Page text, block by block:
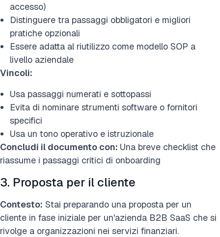
accesso)
Distinguere tra passaggi obbligatori e migliori
pratiche opzionali
Essere adatta al riutilizzo come modello SOP a
livello aziendale
Vincoli:
Usa passaggi numerati e sottopassi
Evita di nominare strumenti software o fornitori
specifici
Usa un tono operativo e istruzionale
Concludi il documento con: Una breve checklist che
riassume i passaggi critici di onboarding
3. Proposta per il cliente
Contesto: Stai preparando una proposta per un
cliente in fase iniziale per un'azienda B2B SaaS che si
rivolge a organizzazioni nei servizi finanziari.